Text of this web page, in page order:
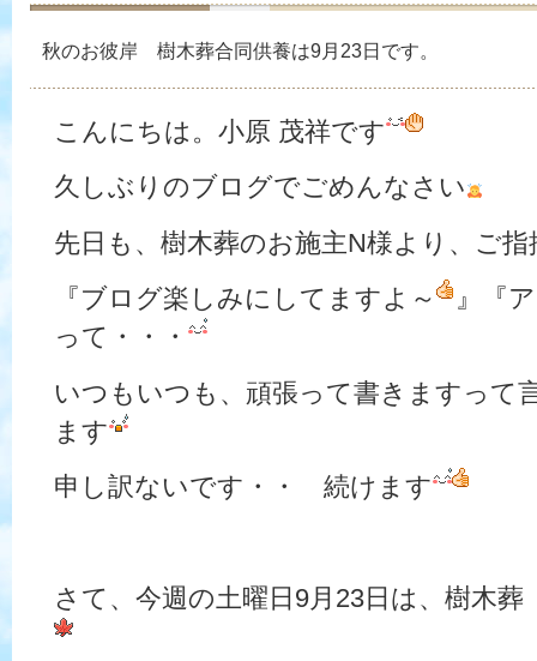
秋のお彼岸 樹木葬合同供養は9月23日です。
こんにちは。小原 茂祥です
久しぶりのブログでごめんなさい
先日も、樹木葬のお施主N様より、ご
『ブログ楽しみにしてますよ～
』『
って・・・
いつもいつも、頑張って書きますって
ます
申し訳ないです・・ 続けます
さて、今週の土曜日9月23日は、樹木